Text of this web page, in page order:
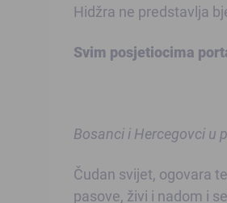
Hidžra ne predstavlja
Svim posjetiocima
Bosanci i Hercegovci u
Čudan svijet, ogovara
pasove, živi i nadom i